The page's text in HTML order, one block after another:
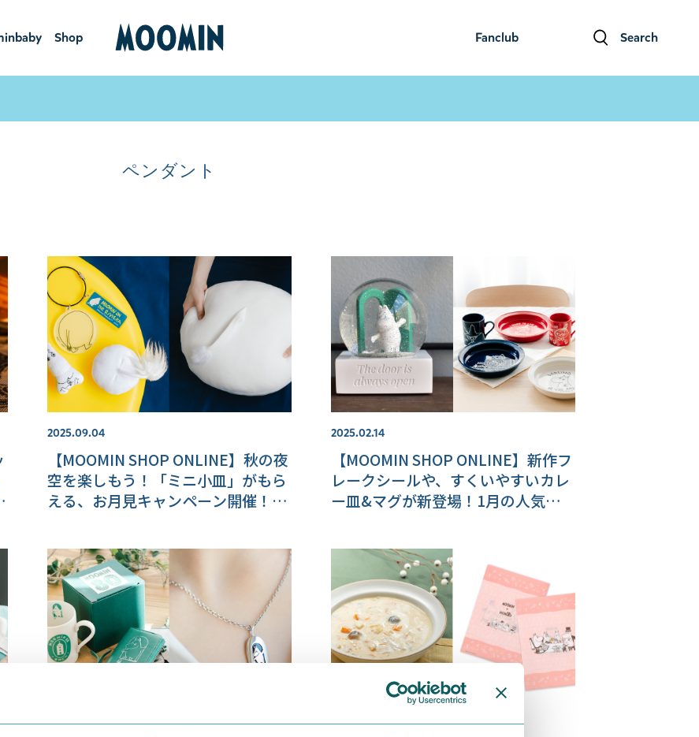
Fanclub Search
ンベ
Shop
ショ
ペンダント
2025.09.04
【MOOMIN SHOP ONLINE】秋の夜
空を楽しもう！「ミニ小皿」がもら
える、お月見キャンペーン開催！楽
2025.02.14
【MOOMIN SHOP ONLINE】新作フ
レークシールや、すくいやすいカレ
ー皿&マグが新登場！1月の人気商品
2025.01.09 2024.10.12